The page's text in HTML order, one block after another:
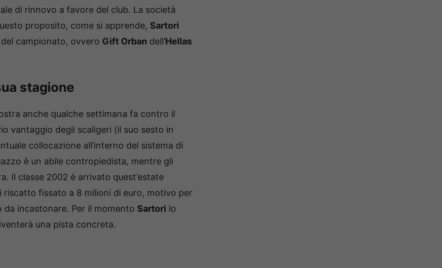
di rinnovo a favore del club. La società
proposito, come si apprende, Sartori
campionato, ovvero Gift Orban dell’Hellas
stagione
anche qualche settimana fa contro il
vantaggio degli scaligeri (il suo sesto in
collocazione all’interno del sistema di
è un abile contropiedista, mentre gli
Il classe 2002 è arrivato quest’estate
fissato a 8 milioni di euro, motivo per
da incastonare. Per il momento Sartori lo
una pista concreta.